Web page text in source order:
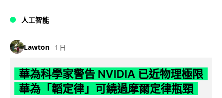
人工智能
Lawton 1 日
華為科學家警告 NVIDIA 已近物理極限
華為「韜定律」可繞過摩爾定律瓶頸